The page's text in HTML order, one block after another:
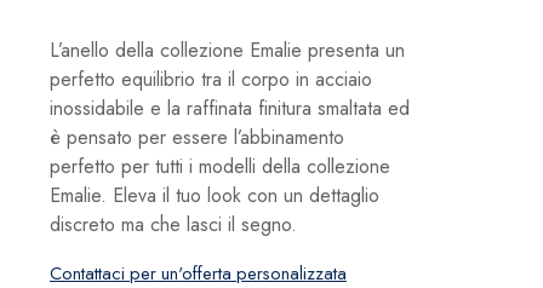
L’anello della collezione Emalie presenta un
perfetto equilibrio tra il corpo in acciaio
inossidabile e la raffinata finitura smaltata ed
è pensato per essere l’abbinamento
perfetto per tutti i modelli della collezione
Emalie. Eleva il tuo look con un dettaglio
discreto ma che lasci il segno.
Contattaci per un'offerta personalizzata